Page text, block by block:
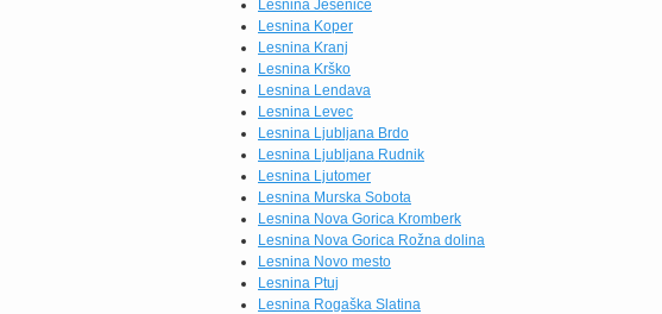
kakovost, funkcionalnost in
eleganten videz. Izbirate
lahko med različnimi
postavitvami in barvnimi
kombinacijami, […]
Lesnina Jesenice
Lesnina Koper
Lesnina Kranj
Lesnina Krško
Lesnina Lendava
Lesnina Levec
Lesnina Ljubljana Brdo
Lesnina Ljubljana Rudnik
Lesnina Ljutomer
Lesnina Murska Sobota
Lesnina Nova Gorica Kromberk
Lesnina Nova Gorica Rožna dolina
Lesnina Novo mesto
Lesnina Ptuj
Lesnina Rogaška Slatina